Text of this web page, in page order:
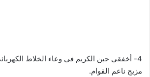
4- أخفقي جبن الكريم في وعاء الخلاط
مزيج ناعم القوام.